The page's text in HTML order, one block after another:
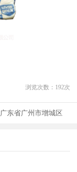
浏览次数： 192次
广东省广州市增城区